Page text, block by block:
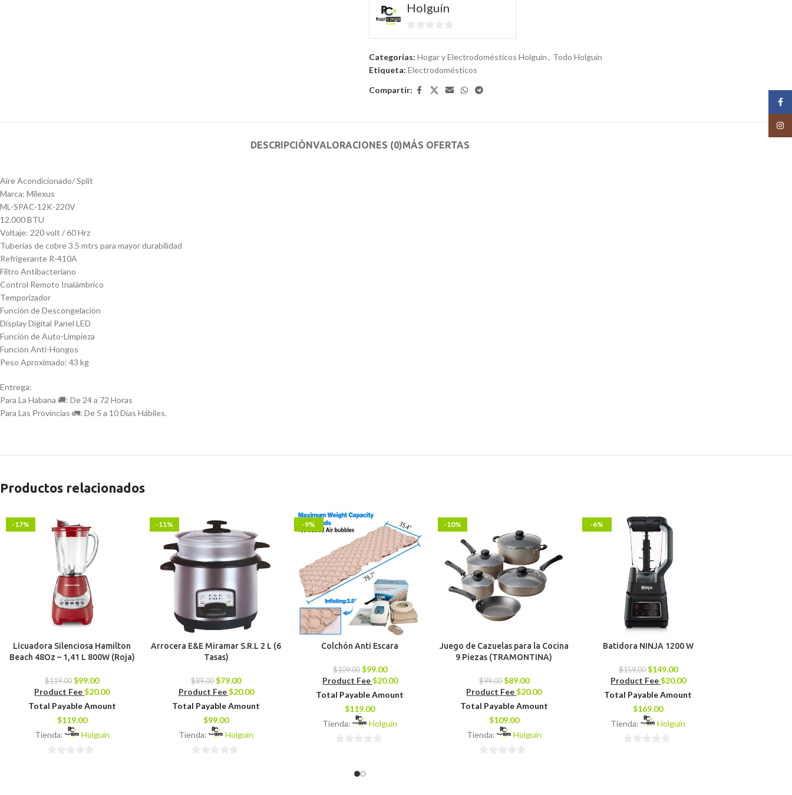
Holguín
0
Categorías: Hogar y Electrodomésticos Holguín, Todo Holguín
Etiqueta: Electrodomésticos
Compartir:
DESCRIPCIÓNVALORACIONES (0)MÁS OFERTAS
Aire Acondicionado/ Split
Marca: Milexus
ML-SPAC-12K-220V
12.000 BTU
Voltaje: 220 volt / 60 Hrz
Tuberías de cobre 3.5 mtrs para mayor durabilidad
Refrigerante R-410A
Filtro Antibacteriano
Control Remoto Inalámbrico
Temporizador
Función de Descongelación
Display Digital Panel LED
Función de Auto-Limpieza
Función Anti-Hongos
Peso Aproximado: 43 kg
Entrega:
Para La Habana 🚚: De 24 a 72 Horas
Para Las Provincias 🚛: De 5 a 10 Días Hábiles.
Productos relacionados
-17%
Licuadora Silenciosa Hamilton
Beach 48Oz – 1,41 L 800W (Roja)
$119.00 $99.00
Product Fee$20.00
Total Payable Amount
$119.00
Tienda:
Holguín
-11%
Arrocera E&E Miramar S.R.L 2 L (6
Tasas)
$89.00 $79.00
Product Fee $20.00
Total Payable Amount
$99.00
Tienda:
Holguín
-9%
Colchón Anti Escara
$109.00 $99.00
Product Fee$20.00
Total Payable Amount
$119.00
Tienda:
Holguín
-10%
Juego de Cazuelas para la Cocina
9 Piezas (TRAMONTINA)
$99.00 $89.00
Product Fee$20.00
Total Payable Amount
$109.00
Tienda:
Holguín
-6%
Batidora NINJA 1200 W
$159.00 $149.00
Product Fee$20.00
Total Payable Amount
$169.00
Tienda:
Holguín